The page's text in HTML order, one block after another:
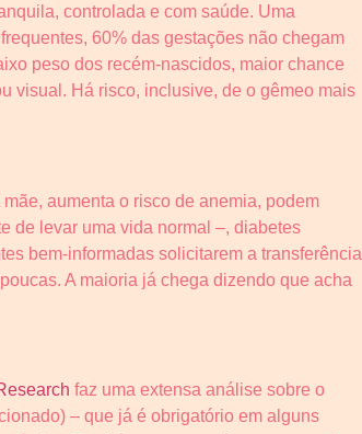
controlada e com saúde. Uma
60% das gestações não chegam
peso dos recém-nascidos, maior chance
visual. Há risco, inclusive, de o gêmeo mais
aumenta o risco de anemia, podem
de levar uma vida normal –, diabetes
bem-informadas solicitarem a transferência
A maioria já chega dizendo que acha
faz uma extensa análise sobre o
– que já é obrigatório em alguns